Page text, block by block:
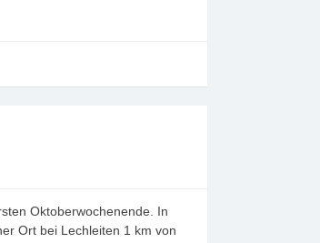
Oktoberwochenende. In
Ort bei Lechleiten 1 km von